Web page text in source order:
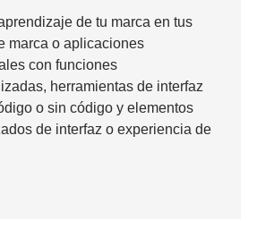
de tu marca en tus
marca o aplicaciones
con funciones
herramientas de interfaz
o sin código y elementos
de interfaz o experiencia de